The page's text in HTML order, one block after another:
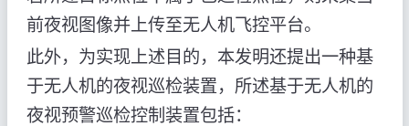
前夜视图像并上传至无人机飞控平台。
此外，为实现上述目的，本发明还提出一种基
于无人机的夜视巡检装置，所述基于无人机的
夜视预警巡检控制装置包括：